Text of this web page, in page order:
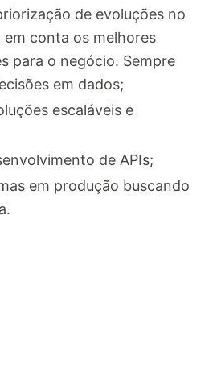
de evoluções no
conta os melhores
para o negócio. Sempre
em dados;
escaláveis e
de APIs;
em produção buscando